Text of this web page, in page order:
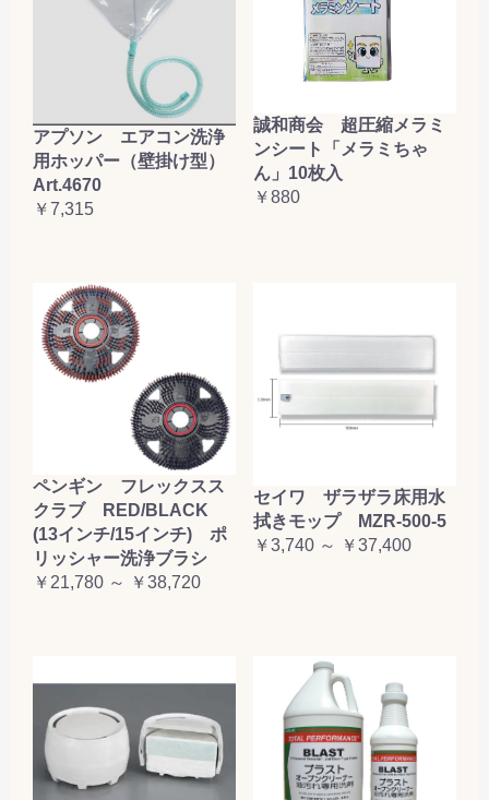
アプソン エアコン洗浄
用ホッパー（壁掛け型）
Art.4670
￥7,315
誠和商会 超圧縮メラミ
ンシート「メラミちゃ
ん」10枚入
￥880
ペンギン フレックスス
クラブ RED/BLACK
(13インチ/15インチ) ポ
リッシャー洗浄ブラシ
￥21,780 ～ ￥38,720
セイワ ザラザラ床用水
拭きモップ MZR-500-5
￥3,740 ～ ￥37,400